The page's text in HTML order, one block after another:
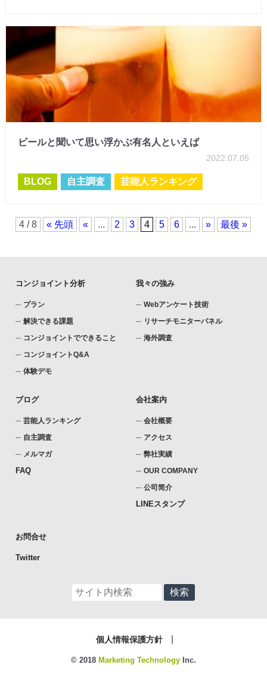
ビールと聞いて思い浮かぶ有名人といえば
2022.07.05
BLOG 自主調査 芸能人ランキング
4 / 8 « 先頭 « ... 2 3 4 5 6 ... » 最後 »
コンジョイント分析
プラン
解決できる課題
コンジョイントでできること
コンジョイントQ&A
体験デモ
我々の強み
Webアンケート技術
リサーチモニターパネル
海外調査
ブログ
芸能人ランキング
自主調査
メルマガ
FAQ
会社案内
会社概要
アクセス
弊社実績
OUR COMPANY
公司简介
LINEスタンプ
お問合せ
Twitter
個人情報保護方針
© 2018 Marketing TechnologyInc.